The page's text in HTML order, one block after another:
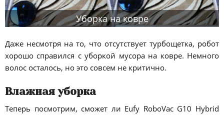
Уборка на ковре
Даже несмотря на то, что отсутствует турбощетка, робот
хорошо справился с уборкой мусора на ковре. Немного
волос осталось, но это совсем не критично.
Влажная уборка
Теперь посмотрим, сможет ли Eufy RoboVac G10 Hybrid